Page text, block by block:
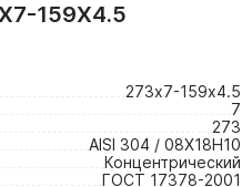
159Х4.5
273х7-159х4.5
7
273
AISI 304 / 08Х18Н10
Концентрический
ГОСТ 17378-2001